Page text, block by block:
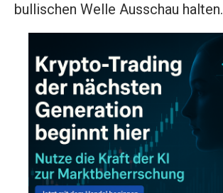
bullischen Welle Ausschau halten.